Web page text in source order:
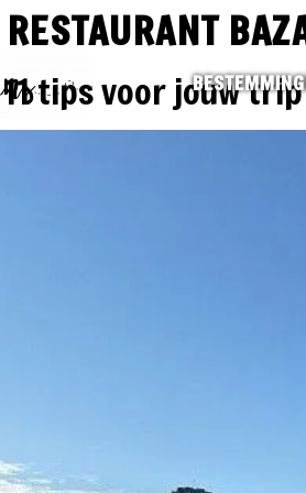
RESTAURANT
11 tips voor jouw